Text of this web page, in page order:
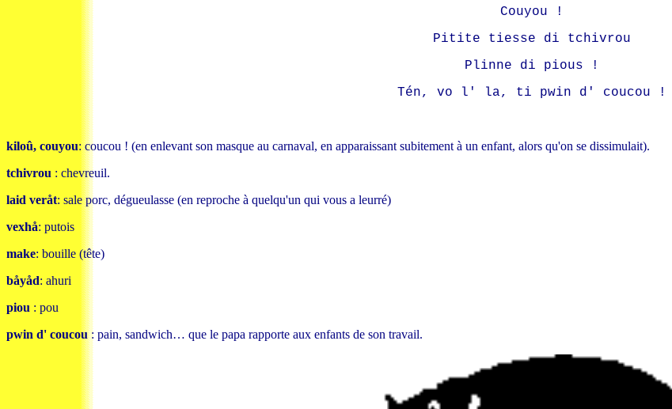
Couyou !
Pitite tiesse di tchivrou
Plinne di pious !
Tén, vo l' la, ti pwin d' coucou !
kiloû, couyou: coucou ! (en enlevant son masque au carnaval, en apparaissant subitement à un enfant, alors qu'on se dissimulait).
tchivrou : chevreuil.
laid veråt: sale porc, dégueulasse (en reproche à quelqu'un qui vous a leurré)
vexhå: putois
make: bouille (tête)
båyåd: ahuri
piou : pou
pwin d' coucou: pain, sandwich… que le papa rapporte aux enfants de son travail.